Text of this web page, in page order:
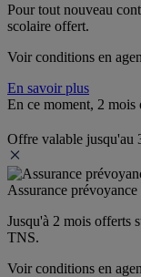
Pour tout nouveau
scolaire offert.
Voir conditions en
En savoir plus
En ce moment, 2 mois
Offre valable jusqu'au
Assurance
Jusqu'à 2 mois offerts
TNS.
Voir conditions en